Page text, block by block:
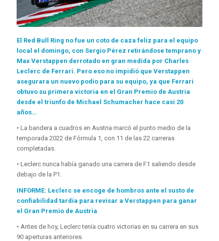
El Red Bull Ring no fue un coto de caza feliz para el equipo
local el domingo, con Sergio Pérez retirándose temprano y
Max Verstappen derrotado en gran medida por Charles
Leclerc de Ferrari. Pero eso no impidió que Verstappen
asegurara un nuevo podio para su equipo, ya que Ferrari
obtuvo su primera victoria en el Gran Premio de Austria
desde el triunfo de Michael Schumacher hace casi 20
años…
• La bandera a cuadros en Austria marcó el punto medio de la
temporada 2022 de Fórmula 1, con 11 de las 22 carreras
completadas.
• Leclerc nunca había ganado una carrera de F1 saliendo desde
debajo de la P1.
INFORME: Leclerc se encoge de hombros ante el susto de
confiabilidad tardía para revisar a Verstappen para ganar
el Gran Premio de Austria
• Antes de hoy, Leclerc tenía cuatro victorias en su carrera en sus
90 aperturas anteriores.